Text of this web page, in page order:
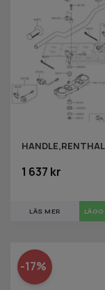
1 637 kr
LÄS MER
-17%